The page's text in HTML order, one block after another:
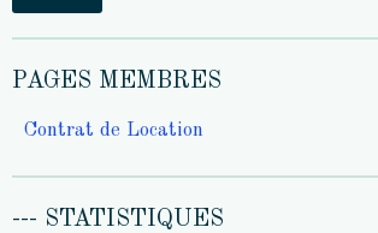
PAGES MEMBRES
Contrat de Location
--- STATISTIQUES